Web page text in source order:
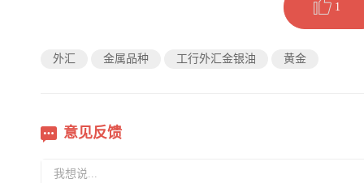
1
外汇 金属品种 工行外汇金银油 黄金
意见反馈